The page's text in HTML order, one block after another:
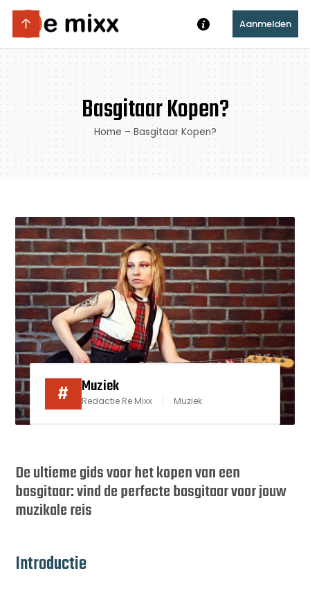
Aanmelden
Basgitaar Kopen?
Home – Basgitaar Kopen?
# Muziek
Redactie Re Mixx Muziek
De ultieme gids voor het kopen van een
basgitaar: vind de perfecte basgitaar voor jouw
muzikale reis
Introductie